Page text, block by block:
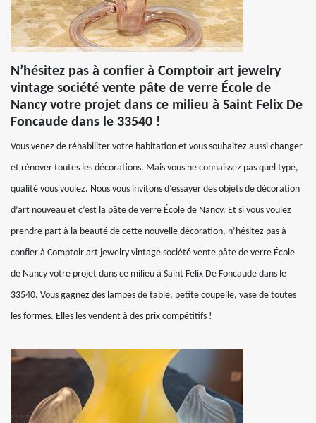
N’hésitez pas à confier à Comptoir art jewelry
vintage société vente pâte de verre École de
Nancy votre projet dans ce milieu à Saint Felix De
Foncaude dans le 33540 !
Vous venez de réhabiliter votre habitation et vous souhaitez aussi changer
et rénover toutes les décorations. Mais vous ne connaissez pas quel type,
qualité vous voulez. Nous vous invitons d’essayer des objets de décoration
d’art nouveau et c’est la pâte de verre École de Nancy. Et si vous voulez
prendre part à la beauté de cette nouvelle décoration, n’hésitez pas à
confier à Comptoir art jewelry vintage société vente pâte de verre École
de Nancy votre projet dans ce milieu à Saint Felix De Foncaude dans le
33540. Vous gagnez des lampes de table, petite coupelle, vase de toutes
les formes. Elles les vendent à des prix compétitifs !